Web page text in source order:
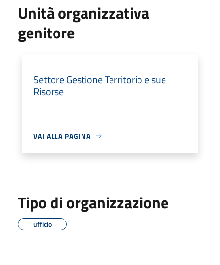
Unità organizzativa
genitore
Settore Gestione Territorio e sue
Risorse
VAI ALLA PAGINA
Tipo di organizzazione
ufficio